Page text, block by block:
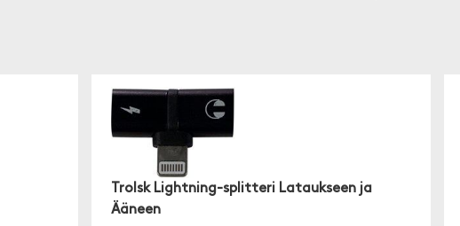
Trolsk Lightning-splitteri Lataukseen ja
Ääneen